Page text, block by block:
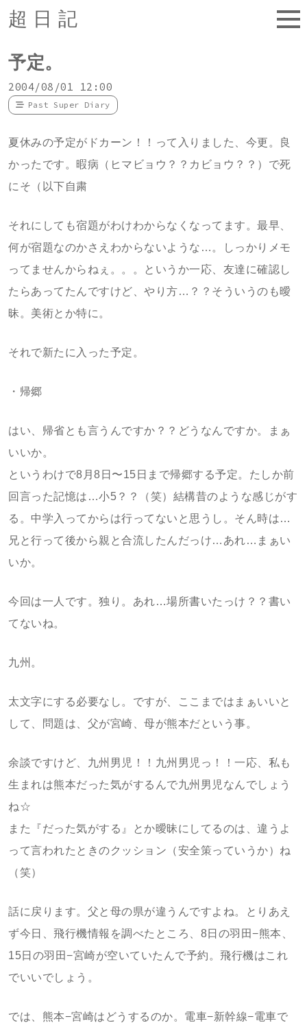
超日記
予定。
2004/08/01 12:00
Past Super Diary
夏休みの予定がドカーン！！って入りました、今更。良
かったです。暇病（ヒマビョウ？？カビョウ？？）で死
にそ（以下自粛
それにしても宿題がわけわからなくなってます。最早、
何が宿題なのかさえわからないような…。しっかりメモ
ってませんからねぇ。。。というか一応、友達に確認し
たらあってたんですけど、やり方…？？そういうのも曖
昧。美術とか特に。
それで新たに入った予定。
・帰郷
はい、帰省とも言うんですか？？どうなんですか。まぁ
いいか。
というわけで8月8日〜15日まで帰郷する予定。たしか前
回言った記憶は…小5？？（笑）結構昔のような感じがす
る。中学入ってからは行ってないと思うし。そん時は…
兄と行って後から親と合流したんだっけ…あれ…まぁい
いか。
今回は一人です。独り。あれ…場所書いたっけ？？書い
てないね。
九州。
太文字にする必要なし。ですが、ここまではまぁいいと
して、問題は、父が宮崎、母が熊本だという事。
余談ですけど、九州男児！！九州男児っ！！一応、私も
生まれは熊本だった気がするんで九州男児なんでしょう
ね☆
また『だった気がする』とか曖昧にしてるのは、違うよ
って言われたときのクッション（安全策っていうか）ね
（笑）
話に戻ります。父と母の県が違うんですよね。とりあえ
ず今日、飛行機情報を調べたところ、8日の羽田−熊本、
15日の羽田−宮崎が空いていたんで予約。飛行機はこれ
でいいでしょう。
では、熊本−宮崎はどうするのか。電車−新幹線−電車で